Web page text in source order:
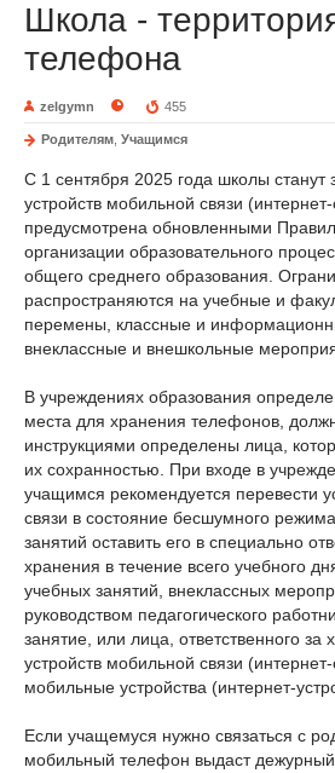
Школа -
телефона
zelgymn 455
Родителям Учащимся
С 1 сентября 2025 года школы станут
устройств мобильной связи
предусмотрена обновленными
организации образовательного
общего среднего образования.
распространяются на учебные и
перемены, классные и
внеклассные и внешкольные
В учреждениях образования
места для хранения телефонов,
инструкциями определены лица,
их сохранностью. При входе в
учащимся рекомендуется перевести
связи в состояние бесшумного
занятий оставить его в специально
хранения в течение всего учебного
учебных занятий, внеклассных
руководством педагогического
занятие, или лица, ответственного за
устройств мобильной связи
мобильные устройства (интернет-
Если учащемуся нужно связаться с
мобильный телефон выдаст